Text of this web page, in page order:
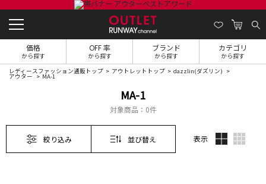
価格
から探す
OFF 率
から探す
ブランド
から探す
カテゴリ
から探す
レディースファッション通販トップ アウトレットトップ dazzlin(ダズリン)
アウター MA-1
MA-1
対象商品： 0件
絞り込み 並び替え 表示